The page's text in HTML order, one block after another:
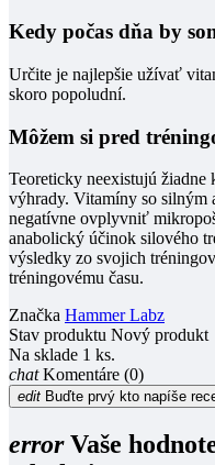
Kedy počas dňa by
Určite je najlepšie užívať
skoro popoludní.
Môžem si pred
Teoreticky neexistujú žiadne
výhrady. Vitamíny so silným
negatívne ovplyvniť
anabolický účinok silového
výsledky zo svojich
tréningovému času.
Značka Hammer Labz
Stav produktu Nový produkt
Na sklade 1 ks.
chatKomentáre (0)
edit Buďte prvý kto napíše
errorVaše